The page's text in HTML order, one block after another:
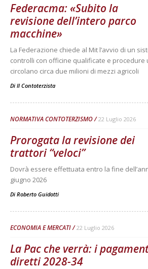
Federacma: «Subito la
revisione dell’intero parco
macchine»
La Federazione chiede al Mit l’avvio di un
controlli con officine qualificate e procedure
circolano circa due milioni di mezzi agricoli
Di Il Contoterzista
NORMATIVA CONTOTERZISMO 22 Luglio 2026
Prorogata la revisione dei
trattori “veloci”
Dovrà essere effettuata entro la fine
giugno 2026
Di Roberto Guidotti
ECONOMIA E MERCATI 22 Luglio 2026
La Pac che verrà: i
diretti 2028-34